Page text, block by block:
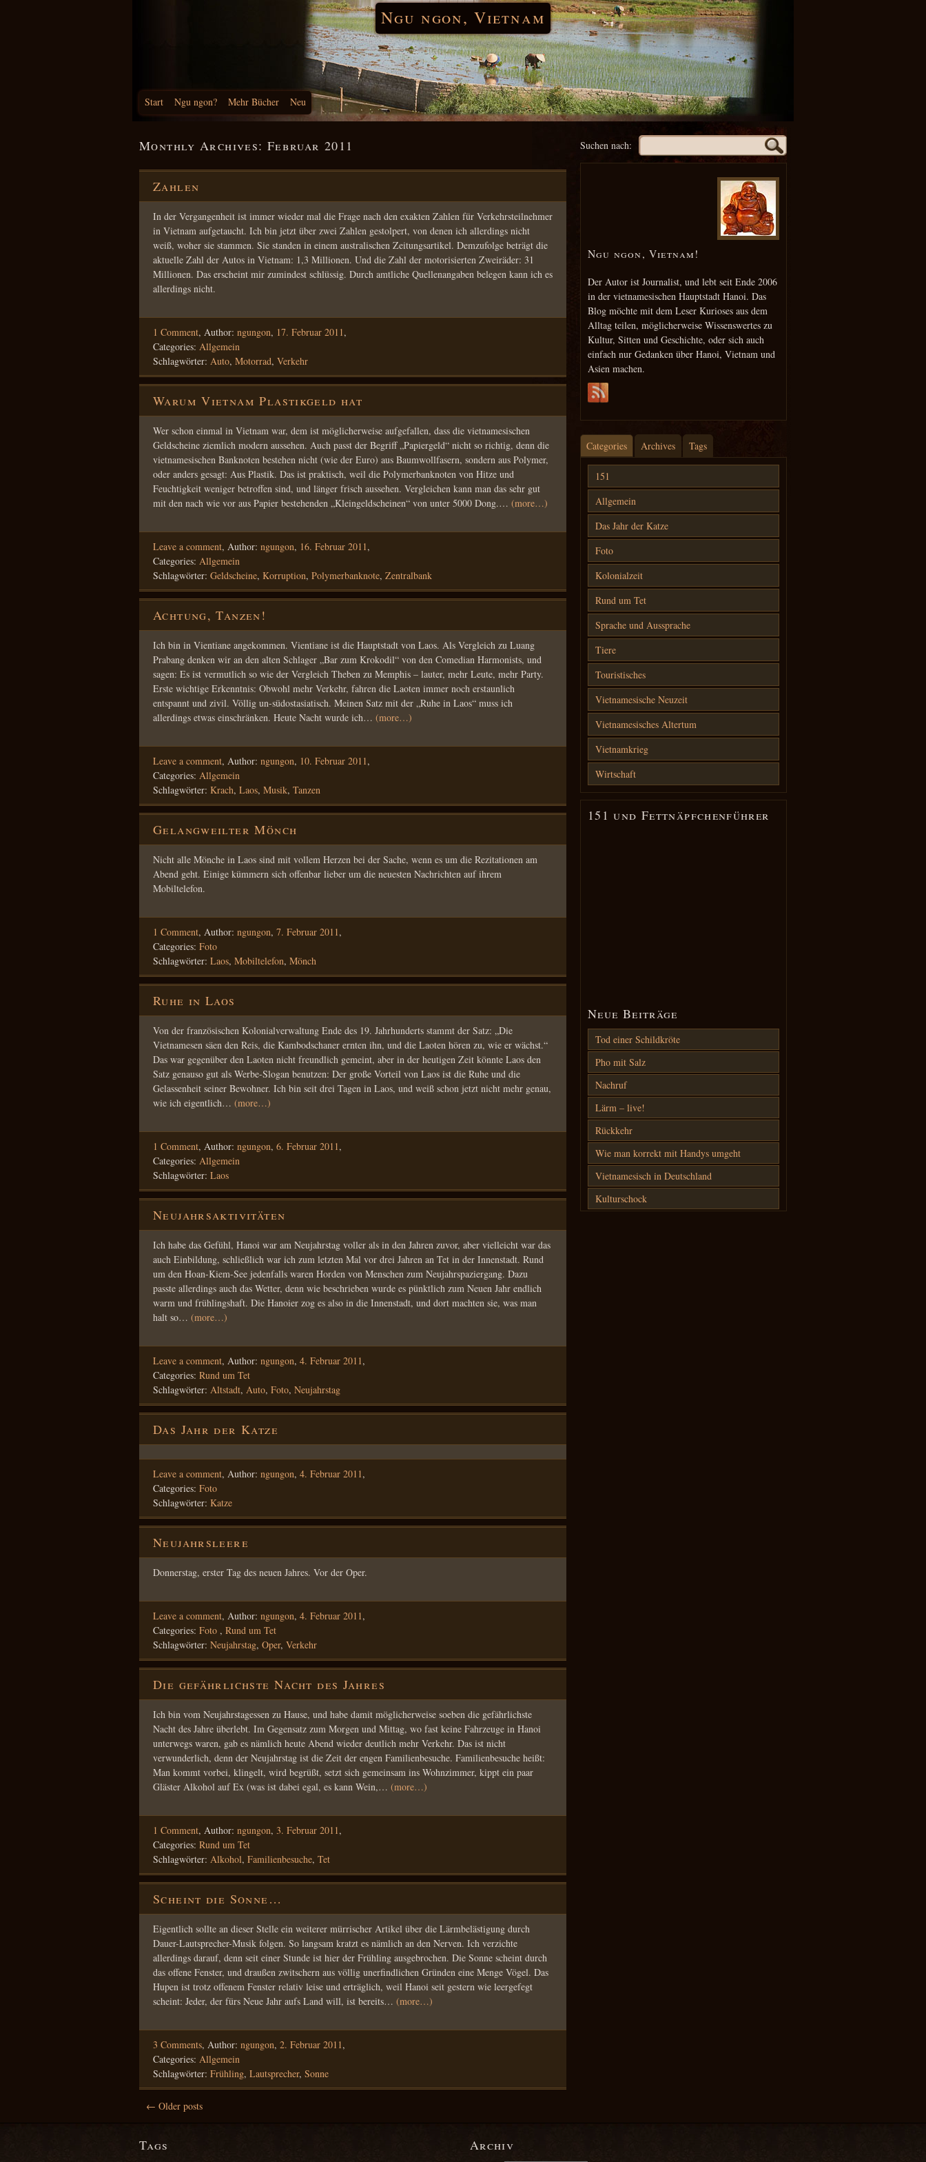
Ngu ngon, Vietnam
Start Ngu ngon? Mehr Bücher Neu
Monthly Archives: Februar 2011
Zahlen
In der Vergangenheit ist immer wieder mal die Frage nach den exakten Zahlen für Verkehrsteilnehmer
in Vietnam aufgetaucht. Ich bin jetzt über zwei Zahlen gestolpert, von denen ich allerdings nicht
weiß, woher sie stammen. Sie standen in einem australischen Zeitungsartikel. Demzufolge beträgt die
aktuelle Zahl der Autos in Vietnam: 1,3 Millionen. Und die Zahl der motorisierten Zweiräder: 31
Millionen. Das erscheint mir zumindest schlüssig. Durch amtliche Quellenangaben belegen kann ich es
allerdings nicht.
1 Comment, Author: ngungon, 17. Februar 2011,
Categories: Allgemein
Schlagwörter: Auto, Motorrad, Verkehr
Warum Vietnam Plastikgeld hat
Wer schon einmal in Vietnam war, dem ist möglicherweise aufgefallen, dass die vietnamesischen
Geldscheine ziemlich modern aussehen. Auch passt der Begriff „Papiergeld“ nicht so richtig, denn die
vietnamesischen Banknoten bestehen nicht (wie der Euro) aus Baumwollfasern, sondern aus Polymer,
oder anders gesagt: Aus Plastik. Das ist praktisch, weil die Polymerbanknoten von Hitze und
Feuchtigkeit weniger betroffen sind, und länger frisch aussehen. Vergleichen kann man das sehr gut
mit den nach wie vor aus Papier bestehenden „Kleingeldscheinen“ von unter 5000 Dong.… (more…)
Leave a comment, Author: ngungon, 16. Februar 2011,
Categories: Allgemein
Schlagwörter: Geldscheine, Korruption, Polymerbanknote, Zentralbank
Achtung, Tanzen!
Ich bin in Vientiane angekommen. Vientiane ist die Hauptstadt von Laos. Als Vergleich zu Luang
Prabang denken wir an den alten Schlager „Bar zum Krokodil“ von den Comedian Harmonists, und
sagen: Es ist vermutlich so wie der Vergleich Theben zu Memphis – lauter, mehr Leute, mehr Party.
Erste wichtige Erkenntnis: Obwohl mehr Verkehr, fahren die Laoten immer noch erstaunlich
entspannt und zivil. Völlig un-südostasiatisch. Meinen Satz mit der „Ruhe in Laos“ muss ich
allerdings etwas einschränken. Heute Nacht wurde ich… (more…)
Leave a comment, Author: ngungon, 10. Februar 2011,
Categories: Allgemein
Schlagwörter: Krach, Laos, Musik, Tanzen
Gelangweilter Mönch
Nicht alle Mönche in Laos sind mit vollem Herzen bei der Sache, wenn es um die Rezitationen am
Abend geht. Einige kümmern sich offenbar lieber um die neuesten Nachrichten auf ihrem
Mobiltelefon.
1 Comment, Author: ngungon, 7. Februar 2011,
Categories: Foto
Schlagwörter: Laos, Mobiltelefon, Mönch
Ruhe in Laos
Von der französischen Kolonialverwaltung Ende des 19. Jahrhunderts stammt der Satz: „Die
Vietnamesen säen den Reis, die Kambodschaner ernten ihn, und die Laoten hören zu, wie er wächst.“
Das war gegenüber den Laoten nicht freundlich gemeint, aber in der heutigen Zeit könnte Laos den
Satz genauso gut als Werbe-Slogan benutzen: Der große Vorteil von Laos ist die Ruhe und die
Gelassenheit seiner Bewohner. Ich bin seit drei Tagen in Laos, und weiß schon jetzt nicht mehr genau,
wie ich eigentlich… (more…)
1 Comment, Author: ngungon, 6. Februar 2011,
Categories: Allgemein
Schlagwörter: Laos
Neujahrsaktivitäten
Ich habe das Gefühl, Hanoi war am Neujahrstag voller als in den Jahren zuvor, aber vielleicht war das
auch Einbildung, schließlich war ich zum letzten Mal vor drei Jahren an Tet in der Innenstadt. Rund
um den Hoan-Kiem-See jedenfalls waren Horden von Menschen zum Neujahrspaziergang. Dazu
passte allerdings auch das Wetter, denn wie beschrieben wurde es pünktlich zum Neuen Jahr endlich
warm und frühlingshaft. Die Hanoier zog es also in die Innenstadt, und dort machten sie, was man
halt so… (more…)
Leave a comment, Author: ngungon, 4. Februar 2011,
Categories: Rund um Tet
Schlagwörter: Altstadt, Auto, Foto, Neujahrstag
Das Jahr der Katze
Leave a comment, Author: ngungon, 4. Februar 2011,
Categories: Foto
Schlagwörter: Katze
Neujahrsleere
Donnerstag, erster Tag des neuen Jahres. Vor der Oper.
Leave a comment, Author: ngungon, 4. Februar 2011,
Categories: Foto , Rund um Tet
Schlagwörter: Neujahrstag, Oper, Verkehr
Die gefährlichste Nacht des Jahres
Ich bin vom Neujahrstagessen zu Hause, und habe damit möglicherweise soeben die gefährlichste
Nacht des Jahre überlebt. Im Gegensatz zum Morgen und Mittag, wo fast keine Fahrzeuge in Hanoi
unterwegs waren, gab es nämlich heute Abend wieder deutlich mehr Verkehr. Das ist nicht
verwunderlich, denn der Neujahrstag ist die Zeit der engen Familienbesuche. Familienbesuche heißt:
Man kommt vorbei, klingelt, wird begrüßt, setzt sich gemeinsam ins Wohnzimmer, kippt ein paar
Gläster Alkohol auf Ex (was ist dabei egal, es kann Wein,… (more…)
1 Comment, Author: ngungon, 3. Februar 2011,
Categories: Rund um Tet
Schlagwörter: Alkohol, Familienbesuche, Tet
Scheint die Sonne…
Eigentlich sollte an dieser Stelle ein weiterer mürrischer Artikel über die Lärmbelästigung durch
Dauer-Lautsprecher-Musik folgen. So langsam kratzt es nämlich an den Nerven. Ich verzichte
allerdings darauf, denn seit einer Stunde ist hier der Frühling ausgebrochen. Die Sonne scheint durch
das offene Fenster, und draußen zwitschern aus völlig unerfindlichen Gründen eine Menge Vögel. Das
Hupen ist trotz offenem Fenster relativ leise und erträglich, weil Hanoi seit gestern wie leergefegt
scheint: Jeder, der fürs Neue Jahr aufs Land will, ist bereits… (more…)
3 Comments, Author: ngungon, 2. Februar 2011,
Categories: Allgemein
Schlagwörter: Frühling, Lautsprecher, Sonne
← Older posts
Suchen nach:
Ngu ngon, Vietnam!
Der Autor ist Journalist, und lebt seit Ende 2006
in der vietnamesischen Hauptstadt Hanoi. Das
Blog möchte mit dem Leser Kurioses aus dem
Alltag teilen, möglicherweise Wissenswertes zu
Kultur, Sitten und Geschichte, oder sich auch
einfach nur Gedanken über Hanoi, Vietnam und
Asien machen.
Categories Archives Tags
151
Allgemein
Das Jahr der Katze
Foto
Kolonialzeit
Rund um Tet
Sprache und Aussprache
Tiere
Touristisches
Vietnamesische Neuzeit
Vietnamesisches Altertum
Vietnamkrieg
Wirtschaft
151 und Fettnäpfchenführer
Neue Beiträge
Tod einer Schildkröte
Pho mit Salz
Nachruf
Lärm – live!
Rückkehr
Wie man korrekt mit Handys umgeht
Vietnamesisch in Deutschland
Kulturschock
Tags Archiv